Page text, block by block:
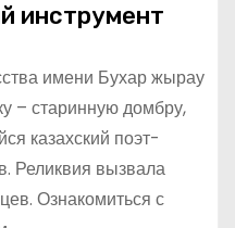
инструмент
имени Бухар жырау
– старинную домбру,
казахский поэт-
Реликвия вызвала
Ознакомиться с